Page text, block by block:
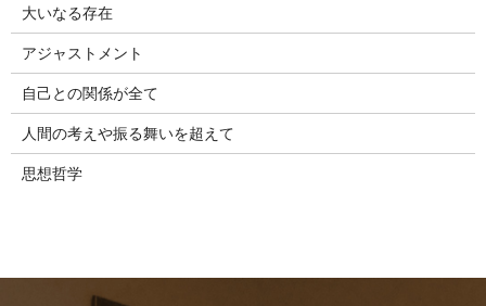
大いなる存在
アジャストメント
自己との関係が全て
人間の考えや振る舞いを超えて
思想哲学